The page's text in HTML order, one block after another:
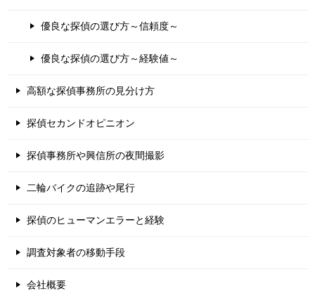
優良な探偵の選び方～信頼度～
優良な探偵の選び方～経験値～
高額な探偵事務所の見分け方
探偵セカンドオピニオン
探偵事務所や興信所の夜間撮影
二輪バイクの追跡や尾行
探偵のヒューマンエラーと経験
調査対象者の移動手段
会社概要